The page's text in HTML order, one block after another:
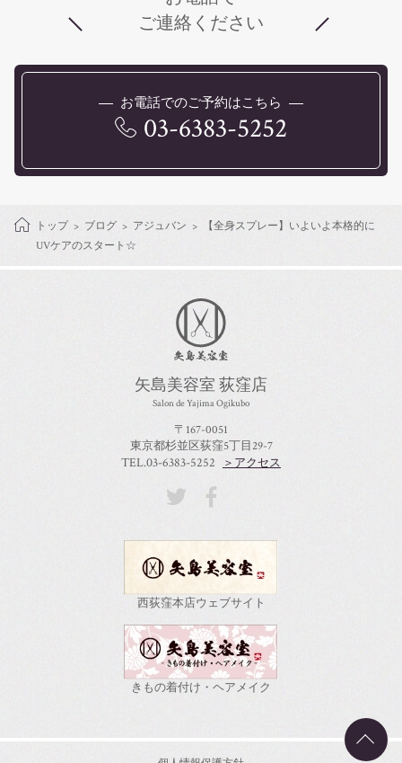
ご連絡ください
お電話でのご予約はこちら
03-6383-5252
トップ ブログ アジュバン
【全身スプレー】いよいよ本格的に
UVケアのスタート☆
矢島美容室 荻窪店
Salon de Yajima Ogikubo
〒167-0051
東京都杉並区荻窪5丁目29-7
TEL.03-6383-5252 ＞アクセス
西荻窪本店ウェブサイト
きもの着付け・ヘアメイク